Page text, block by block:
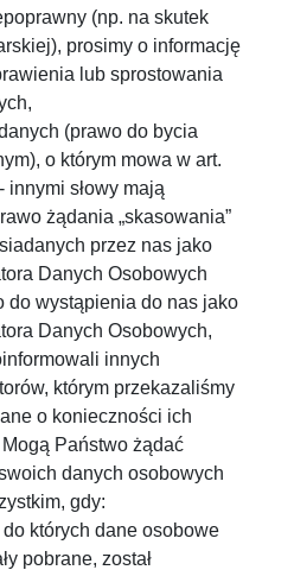
(np. na skutek
prosimy o informację
lub sprostowania
(prawo do bycia
o którym mowa w art.
innymi słowy mają
żądania „skasowania”
przez nas jako
Danych Osobowych
do wystąpienia do nas jako
Danych Osobowych,
innych
którym przekazaliśmy
o konieczności ich
Państwo żądać
danych osobowych
gdy:
których dane osobowe
pobrane, został